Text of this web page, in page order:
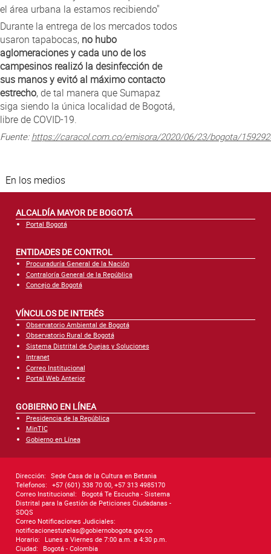
el área urbana la estamos recibiendo"
Durante la entrega de los mercados todos
usaron tapabocas, no hubo
aglomeraciones y cada uno de los
campesinos realizó la desinfección de
sus manos y evitó al máximo contacto
estrecho, de tal manera que Sumapaz
siga siendo la única localidad de Bogotá,
libre de COVID-19.
Fuente: https://caracol.com.co/emisora/2020/06/23/bogota/
En los medios
ALCALDÍA MAYOR DE BOGOTÁ
Portal Bogotá
ENTIDADES DE CONTROL
Procuraduría General de la Nación
Contraloría General de la República
Concejo de Bogotá
VÍNCULOS DE INTERÉS
Observatorio Ambiental de Bogotá
Observatorio Rural de Bogotá
Sistema Distrital de Quejas y Soluciones
Intranet
Correo Institucional
Portal Web Anterior
GOBIERNO EN LÍNEA
Presidencia de la República
MinTIC
Gobierno en Línea
Dirección: Sede Casa de la Cultura en Betania
Telefonos: +57 (601) 338 70 00, +57 313 4985170
Correo Institucional:
Bogotá Te Escucha - Sistema
Distrital para la Gestión de Peticiones Ciudadanas -
SDQS
Correo Notificaciones Judiciales:
notificacionestutelas@gobiernobogota.gov.co
Horario:
Lunes a Viernes de 7:00 a.m. a 4:30 p.m.
Ciudad:
Bogotá - Colombia